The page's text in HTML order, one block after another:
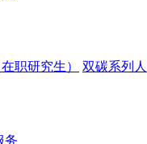
职研究生） 双碳系列
务